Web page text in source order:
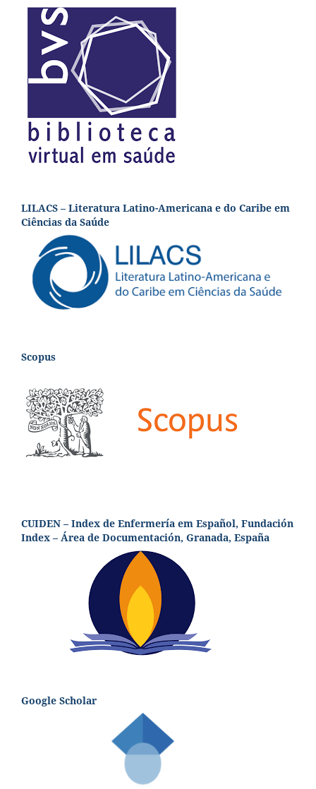
LILACS – Literatura Latino-Americana e do Caribe em
Ciências da Saúde
Scopus
CUIDEN – Index de Enfermería em Español, Fundación
Index – Área de Documentación, Granada, España
Google Scholar